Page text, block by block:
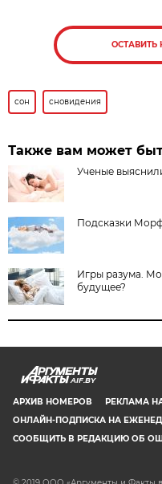
ОСТАВИТЬ
сон сновидения
Также вам может
Ученые
Подсказки
Игры разума.
будущее?
AIF.BY
АРХИВ НОМЕРОВ РЕКЛАМА
ОНЛАЙН-ПОДПИСКА НА
СООБЩИТЬ В РЕДАКЦИЮ ОБ